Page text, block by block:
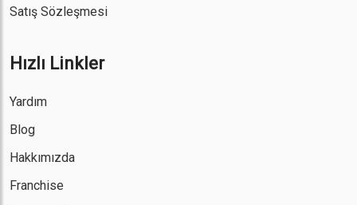
Satış Sözleşmesi
Hızlı Linkler
Yardım
Blog
Hakkımızda
Franchise